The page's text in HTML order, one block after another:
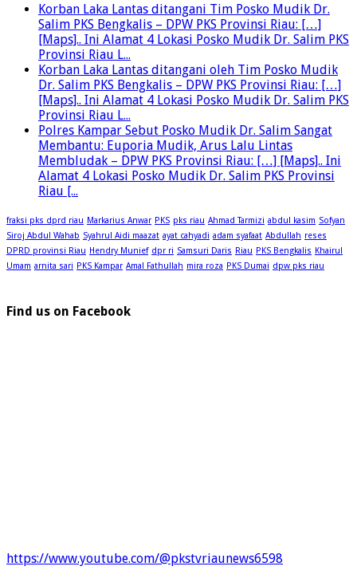
Korban Laka Lantas ditangani Tim Posko Mudik Dr.
Salim PKS Bengkalis – DPW PKS Provinsi Riau: […]
[Maps].. Ini Alamat 4 Lokasi Posko Mudik Dr. Salim PKS
Provinsi Riau L...
Korban Laka Lantas ditangani oleh Tim Posko Mudik
Dr. Salim PKS Bengkalis – DPW PKS Provinsi Riau: […]
[Maps].. Ini Alamat 4 Lokasi Posko Mudik Dr. Salim PKS
Provinsi Riau L...
Polres Kampar Sebut Posko Mudik Dr. Salim Sangat
Membantu: Euporia Mudik, Arus Lalu Lintas
Membludak – DPW PKS Provinsi Riau: […] [Maps].. Ini
Alamat 4 Lokasi Posko Mudik Dr. Salim PKS Provinsi
Riau [...
fraksi pks dprd riau Markarius Anwar PKS pks riau Ahmad Tarmizi abdul kasim Sofyan
Siroj Abdul Wahab Syahrul Aidi maazat ayat cahyadi adam syafaat Abdullah reses
DPRD provinsi Riau Hendry Munief dpr ri Samsuri Daris Riau PKS Bengkalis Khairul
Umam arnita sari PKS Kampar Amal Fathullah mira roza PKS Dumai dpw pks riau
Find us on Facebook
https://www.youtube.com/@pkstvriaunews6598